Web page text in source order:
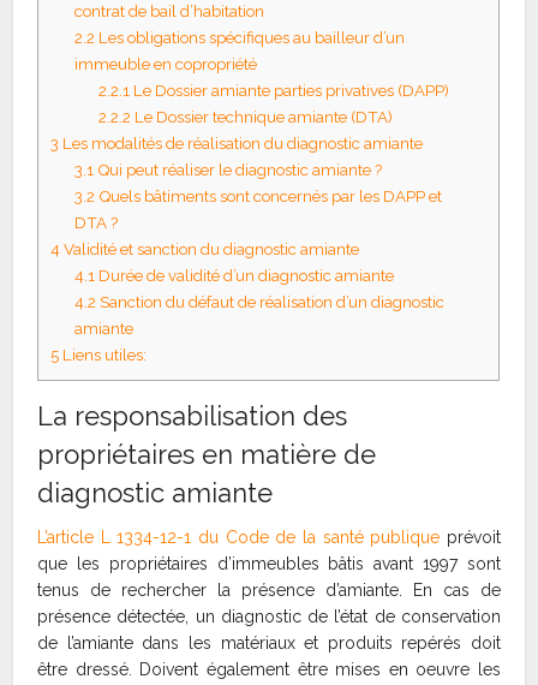
contrat de bail d’habitation
2.2 Les obligations spécifiques au bailleur d’un
immeuble en copropriété
2.2.1 Le Dossier amiante parties privatives (DAPP)
2.2.2 Le Dossier technique amiante (DTA)
3 Les modalités de réalisation du diagnostic amiante
3.1 Qui peut réaliser le diagnostic amiante ?
3.2 Quels bâtiments sont concernés par les DAPP et
DTA ?
4Validité et sanction du diagnostic amiante
4.1 Durée de validité d’un diagnostic amiante
4.2Sanction du défaut de réalisation d’un diagnostic
amiante
5 Liens utiles:
La responsabilisation des
propriétaires en matière de
diagnostic amiante
L’article L 1334-12-1 du Code de la santé publique prévoit
que les propriétaires d’immeubles bâtis avant 1997 sont
tenus de rechercher la présence d’amiante. En cas de
présence détectée, un diagnostic de l’état de conservation
de l’amiante dans les matériaux et produits repérés doit
être dressé. Doivent également être mises en oeuvre les